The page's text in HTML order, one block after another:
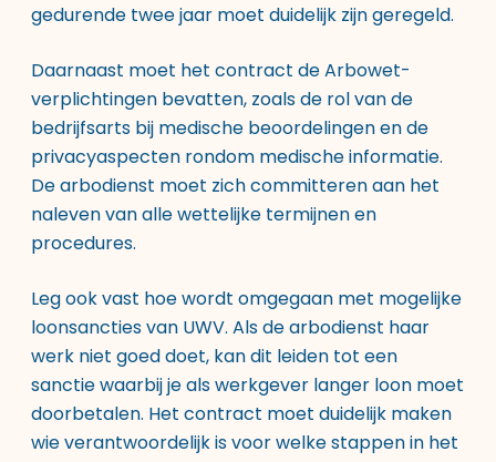
gedurende twee jaar moet duidelijk zijn geregeld.
Daarnaast moet het contract de Arbowet-
verplichtingen bevatten, zoals de rol van de
bedrijfsarts bij medische beoordelingen en de
privacyaspecten rondom medische informatie.
De arbodienst moet zich committeren aan het
naleven van alle wettelijke termijnen en
procedures.
Leg ook vast hoe wordt omgegaan met mogelijke
loonsancties van UWV. Als de arbodienst haar
werk niet goed doet, kan dit leiden tot een
sanctie waarbij je als werkgever langer loon moet
doorbetalen. Het contract moet duidelijk maken
wie verantwoordelijk is voor welke stappen in het